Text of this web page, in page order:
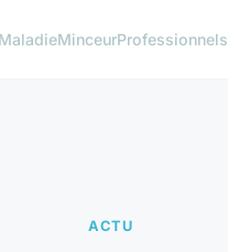
MaladieMinceurProfessionnels
ACTU